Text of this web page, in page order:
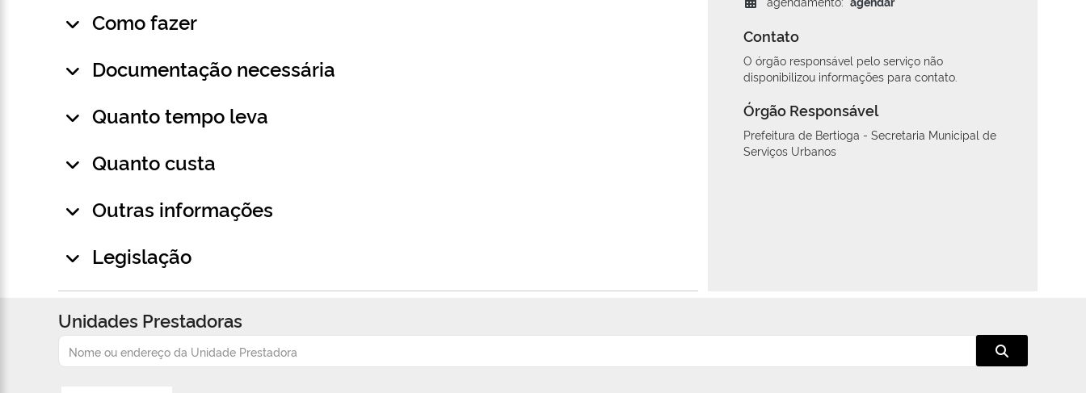
Como fazer
Documentação necessária
Quanto tempo leva
Quanto custa
Outras informações
Legislação
Contato
O órgão responsável pelo serviço não
disponibilizou informações para contato.
Órgão Responsável
Prefeitura de Bertioga - Secretaria Municipal de
Serviços Urbanos
Unidades Prestadoras